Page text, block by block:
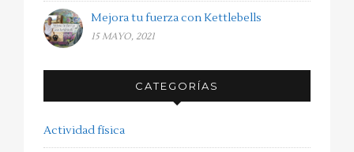
Mejora tu fuerza con Kettlebells
15 MAYO, 2021
CATEGORÍAS
Actividad física